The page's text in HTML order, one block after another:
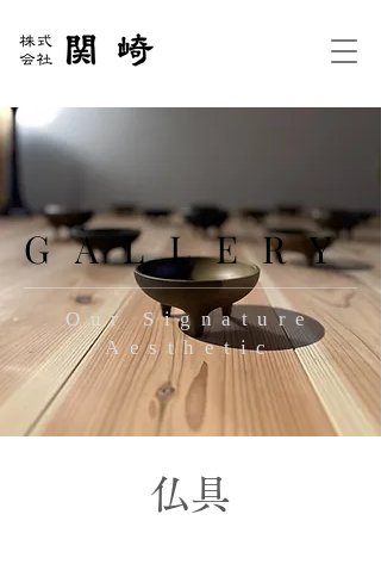
GALLERY
GALLERY
Our Signature
Aesthetic
​仏具